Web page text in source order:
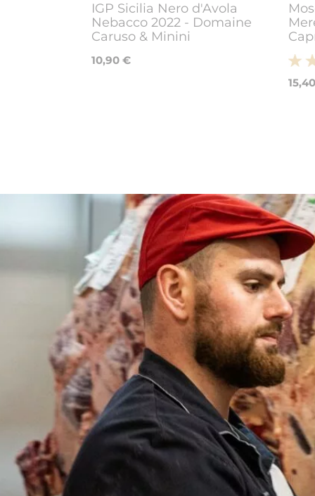
IGP Sicilia Nero d'Avola
Nebacco 2022 - Domaine
Caruso & Minini
10,90 €